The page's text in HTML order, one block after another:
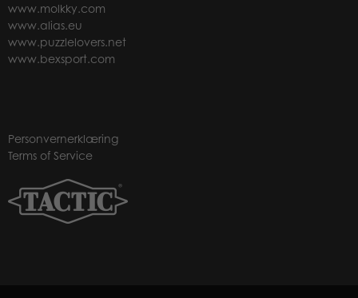
www.molkky.com
www.alias.eu
www.puzzlelovers.net
www.bexsport.com
Personvernerklæring
Terms of Service